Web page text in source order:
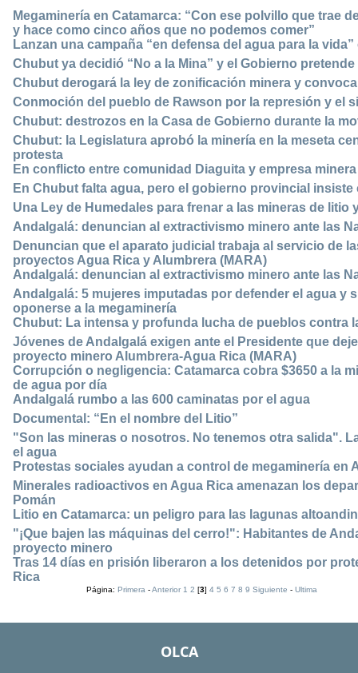
Megaminería en Catamarca: “Con ese polvillo que trae
y hace como cinco años que no podemos comer”
Lanzan una campaña “en defensa del agua para la
Chubut ya decidió “No a la Mina” y el Gobierno
Chubut derogará la ley de zonificación minera y
Conmoción del pueblo de Rawson por la represión y el
Chubut: destrozos en la Casa de Gobierno durante la
Chubut: la Legislatura aprobó la minería en la meseta
protesta
En conflicto entre comunidad Diaguita y empresa
En Chubut falta agua, pero el gobierno provincial
Una Ley de Humedales para frenar a las mineras de
Andalgalá: denuncian al extractivismo minero ante las
Denuncian que el aparato judicial trabaja al servicio de
proyectos Agua Rica y Alumbrera (MARA)
Andalgalá: denuncian al extractivismo minero ante las
Andalgalá: 5 mujeres imputadas por defender el agua y
oponerse a la megaminería
Chubut: La intensa y profunda lucha de pueblos contra
Jóvenes de Andalgalá exigen ante el Presidente que
proyecto minero Alumbrera-Agua Rica (MARA)
Corrupción o negligencia: Catamarca cobra $3650 a la
de agua por día
Andalgalá rumbo a las 600 caminatas por el agua
Documental: “En el nombre del Litio”
"Son las mineras o nosotros. No tenemos otra salida".
el agua
Protestas sociales ayudan a control de megaminería en
Minerales radioactivos en Agua Rica amenazan los
Pomán
Litio en Catamarca: un peligro para las lagunas
"¡Que bajen las máquinas del cerro!": Habitantes de
proyecto minero
Tras 14 días en prisión liberaron a los detenidos por
Rica
Página:Primera -Anterior 1 2 [3]4 5 6 7 8 9 Siguiente -Ultima
OLCA